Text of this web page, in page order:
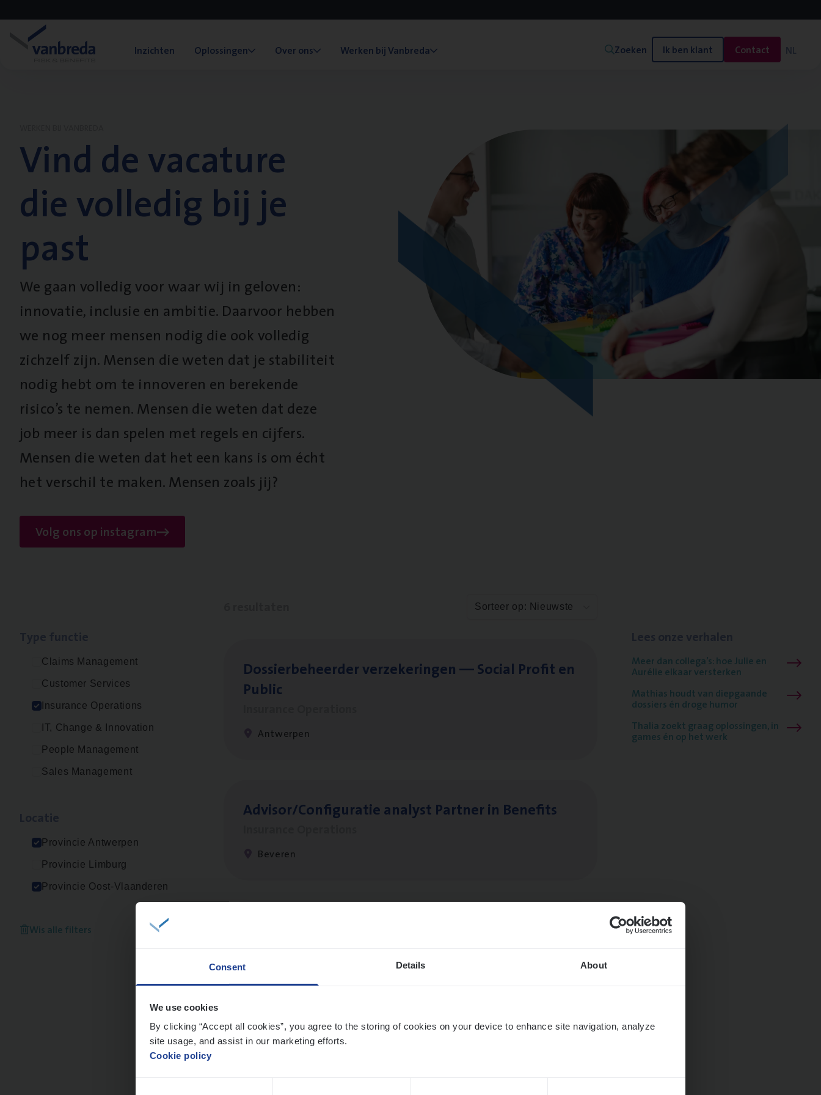
Consent Details About
We use cookies
By clicking “Accept all cookies”, you agree to the storing of cookies on your device to enhance site navigation, analyze
site usage, and assist in our marketing efforts.
Cookie policy
Inzichten Oplossingen Over ons Werken bij Vanbreda Zoeken Ik ben klant Contact NL
Vind de vacature
die volledig bij je
past
We gaan volledig voor waar wij in geloven:
innovatie, inclusie en ambitie. Daarvoor hebben
we nog meer mensen nodig die ook volledig
zichzelf zijn. Mensen die weten dat je stabiliteit
nodig hebt om te innoveren en berekende
risico’s te nemen. Mensen die weten dat deze
job meer is dan spelen met regels en cijfers.
Mensen die weten dat het een kans is om écht
het verschil te maken. Mensen zoals jij?
Volg ons op instagram
Claims Management
Customer Services
Insurance Operations
IT, Change & Innovation
People Management
Sales Management
Provincie Antwerpen
Provincie Limburg
Provincie Oost-Vlaanderen
Wis alle filters
Sorteer op: Nieuwste
Dos­sier­be­heer­der ver­ze­ke­rin­gen — Soci­al Pro­fit en
Public
Antwerpen
Advisor/​Configuratie ana­lyst Part­ner in Benefits
Beveren
Dos­sier­be­heer­der Pro­per­ty verzekeringen
Meer dan collega’s: hoe Julie en
Aurélie elkaar versterken
Mathias houdt van diepgaande
dossiers én droge humor
Thalia zoekt graag oplossingen, in
games én op het werk